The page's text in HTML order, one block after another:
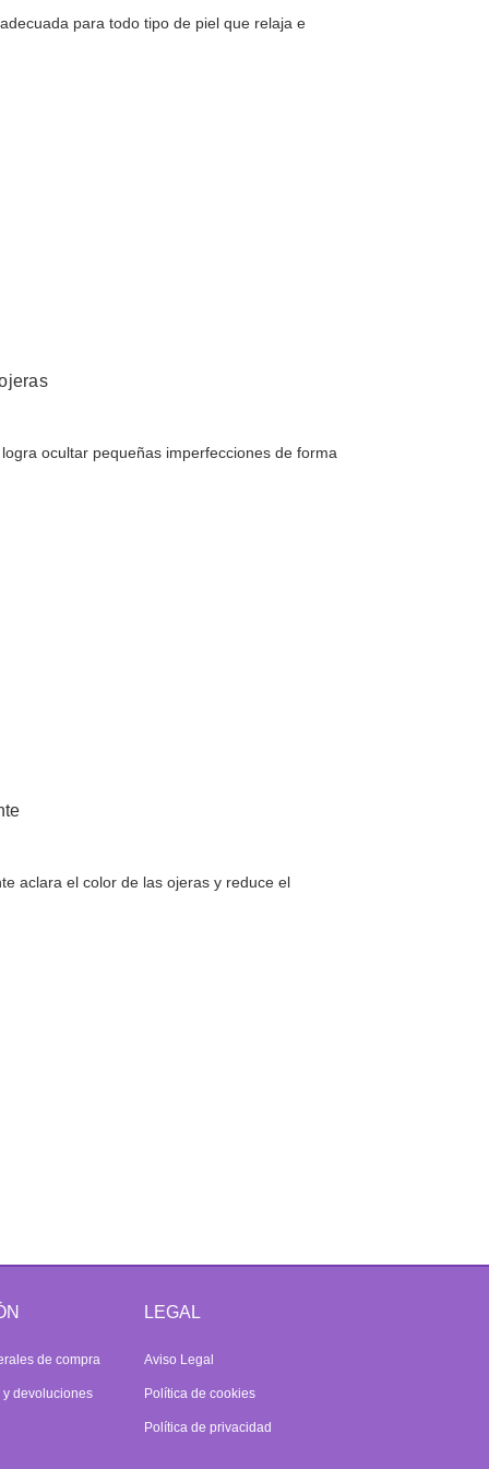
para todo tipo de piel que relaja e
ocultar pequeñas imperfecciones de forma
aclara el color de las ojeras y reduce el
de compra
devoluciones
LEGAL
Aviso Legal
Política de cookies
Política de privacidad